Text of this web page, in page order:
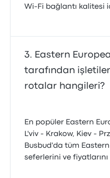
Wi‑Fi bağlantı kalitesi
Eastern
tarafından
rotalar hangileri?
En popüler Eastern
L'viv - Krakow, Kiev -
Busbud'da tüm
seferlerini ve